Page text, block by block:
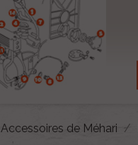
Accessoires de Méhari